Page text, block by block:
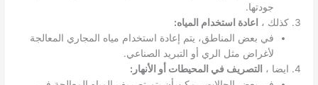
جودتها.
كذلك ، اعادة استخدام المياه:
في بعض المناطق، يتم إعادة استخدام مياه المجاري المعالجة
لأغراض مثل الري أو التبريد الصناعي.
ايضا ، التصريف في المحيطات أو الأنهار: